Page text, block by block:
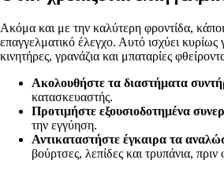
Ακόμα και με την καλύτερη φροντίδα,
επαγγελματικό έλεγχο. Αυτό ισχύει κυρίως
κινητήρες, γρανάζια και μπαταρίες
Ακολουθήστε τα διαστήματα
κατασκευαστής.
Προτιμήστε εξουσιοδοτημένα
την εγγύηση.
Αντικαταστήστε έγκαιρα τα
βούρτσες, λεπίδες και τρυπάνια,